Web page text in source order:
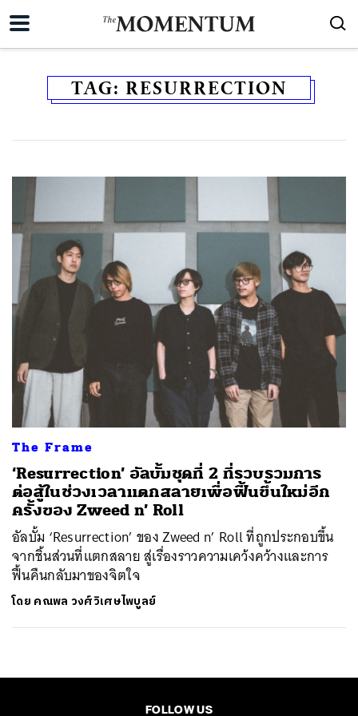
TAG: RESURRECTION
The Frame
‘Resurrection’ อัลบั้มชุดที่ 2 ที่รวบรวมการ
ต่อสู้ในช่วงเวลาแตกสลายเพื่อฟื้นขึ้นใหม่อีก
ครั้งของ Zweed n’ Roll
อัลบั้ม ‘Resurrection’ ของ Zweed n’ Roll ที่ถูกประกอบขึ้น
จากชิ้นส่วนที่แตกสลาย สู่เรื่องราวความเคว้งคว้างและการ
ฟื้นคืนกลับมาของจิตใจ
โดย คณพล วงศ์วิเศษไพบูลย์
FOLLOW US
ค้นหา
SHARE TWEET LINE EMAIL